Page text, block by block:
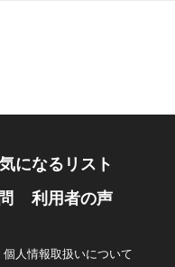
気になるリスト
利用者の声
個人情報取扱いについて